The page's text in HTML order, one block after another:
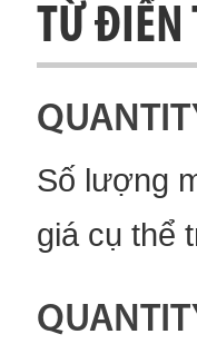
TỪ ĐIỂN
Số lượng
giá cụ thể